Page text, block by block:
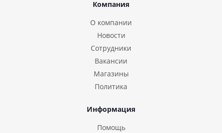
Компания
О компании
Новости
Сотрудники
Вакансии
Магазины
Политика
Информация
Помощь